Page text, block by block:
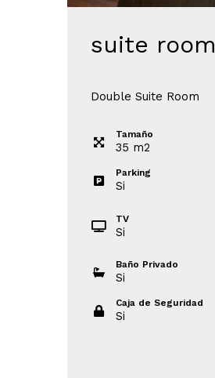
suite room
Double Suite Room
Tamaño
35 m2
Parking
Si
TV
Si
Baño Privado
Si
Caja de Seguridad
Si